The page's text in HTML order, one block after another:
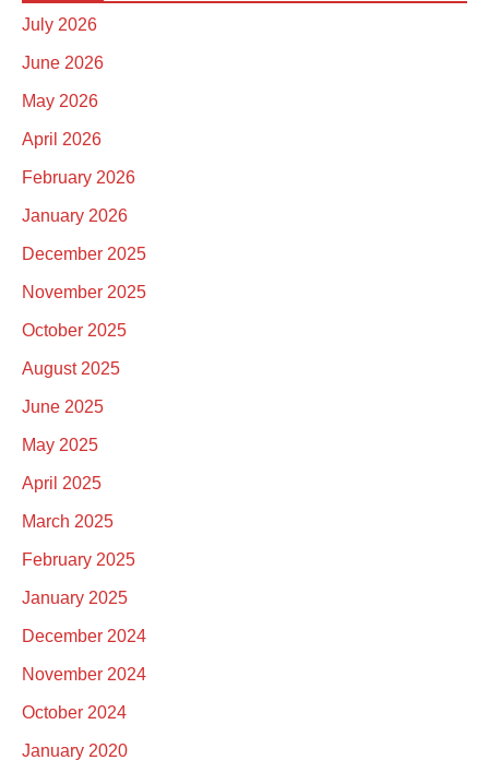
July 2026
June 2026
May 2026
April 2026
February 2026
January 2026
December 2025
November 2025
October 2025
August 2025
June 2025
May 2025
April 2025
March 2025
February 2025
January 2025
December 2024
November 2024
October 2024
January 2020